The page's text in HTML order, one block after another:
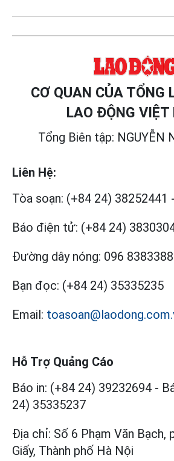
CƠ QUAN CỦA TỔNG
LAO ĐỘNG VIỆT
Tổng Biên tập: NGUYỄN
Liên Hệ:
Tòa soạn: (+84 24) 38252441 -
Báo điện tử: (+84 24)
Đường dây nóng: 096 8383388
Bạn đọc: (+84 24) 35335235
Email:
Hỗ Trợ Quảng Cáo
Báo in: (+84 24) 39232694 -
24) 35335237
Địa chỉ: Số 6 Phạm Văn Bạch,
Giấy, Thành phố Hà Nội